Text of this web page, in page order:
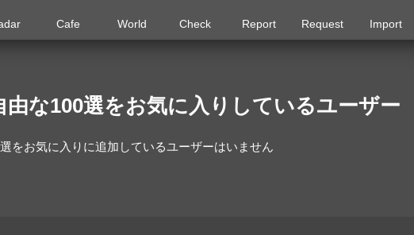
Cafe World Check Report Request Import
な100選をお気に入りしているユーザー
をお気に入りに追加しているユーザーはいません